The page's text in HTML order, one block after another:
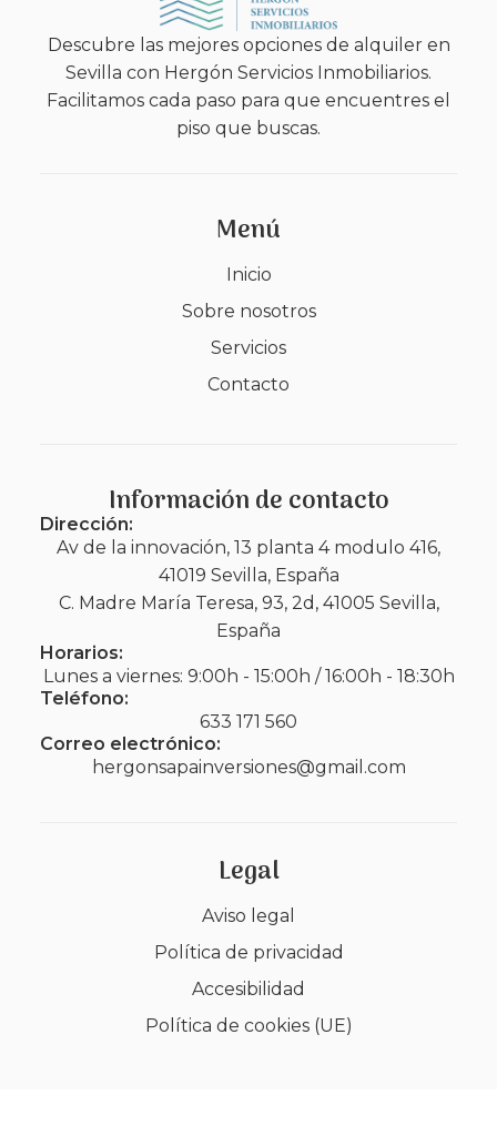
Descubre las mejores opciones de alquiler en
Sevilla con Hergón Servicios Inmobiliarios.
Facilitamos cada paso para que encuentres el
piso que buscas.
Menú
Inicio
Sobre nosotros
Servicios
Contacto
Información de contacto
Dirección:
Av de la innovación, 13 planta 4 modulo 416,
41019 Sevilla, España
C. Madre María Teresa, 93, 2d, 41005 Sevilla,
España
Horarios:
Lunes a viernes: 9:00h - 15:00h / 16:00h - 18:30h
Teléfono:
633 171 560
Correo electrónico:
hergonsapainversiones@gmail.com
Legal
Aviso legal
Política de privacidad
Accesibilidad
Política de cookies (UE)